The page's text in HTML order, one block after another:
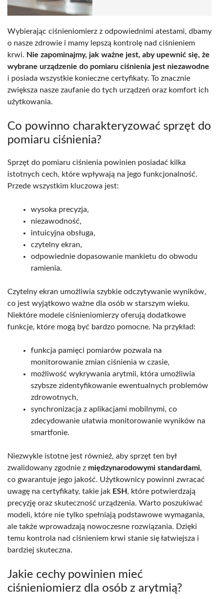
Wybierając ciśnieniomierz z odpowiednimi atestami, dbamy
o nasze zdrowie i mamy lepszą kontrolę nad ciśnieniem
krwi. Nie zapominajmy, jak ważne jest, aby upewnić się, że
wybrane urządzenie do pomiaru ciśnienia jest niezawodne
i posiada wszystkie konieczne certyfikaty. To znacznie
zwiększa nasze zaufanie do tych urządzeń oraz komfort ich
użytkowania.
Co powinno charakteryzować sprzęt do
pomiaru ciśnienia?
Sprzęt do pomiaru ciśnienia powinien posiadać kilka
istotnych cech, które wpływają na jego funkcjonalność.
Przede wszystkim kluczowa jest:
wysoka precyzja,
niezawodność,
intuicyjna obsługa,
czytelny ekran,
odpowiednie dopasowanie mankietu do obwodu
ramienia.
Czytelny ekran umożliwia szybkie odczytywanie wyników,
co jest wyjątkowo ważne dla osób w starszym wieku.
Niektóre modele ciśnieniomierzy oferują dodatkowe
funkcje, które mogą być bardzo pomocne. Na przykład:
funkcja pamięci pomiarów pozwala na
monitorowanie zmian ciśnienia w czasie,
możliwość wykrywania arytmii, która umożliwia
szybsze zidentyfikowanie ewentualnych problemów
zdrowotnych,
synchronizacja z aplikacjami mobilnymi, co
zdecydowanie ułatwia monitorowanie wyników na
smartfonie.
Niezwykle istotne jest również, aby sprzęt ten był
zwalidowany zgodnie z międzynarodowymi standardami,
co gwarantuje jego jakość. Użytkownicy powinni zwracać
uwagę na certyfikaty, takie jak ESH , które potwierdzają
precyzję oraz skuteczność urządzenia. Warto poszukiwać
modeli, które nie tylko spełniają podstawowe wymagania,
ale także wprowadzają nowoczesne rozwiązania. Dzięki
temu kontrola nad ciśnieniem krwi stanie się łatwiejsza i
bardziej skuteczna.
Jakie cechy powinien mieć
ciśnieniomierz dla osób z arytmią?